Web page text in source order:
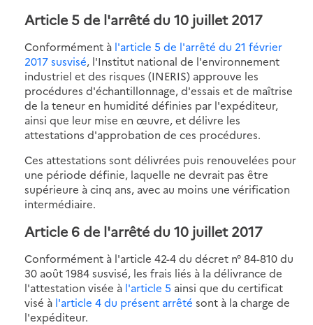
Article 5 de l'arrêté du 10 juillet 2017
Conformément à l'article 5 de l'arrêté du 21 février
2017 susvisé, l'Institut national de l'environnement
industriel et des risques (INERIS) approuve les
procédures d'échantillonnage, d'essais et de maîtrise
de la teneur en humidité définies par l'expéditeur,
ainsi que leur mise en œuvre, et délivre les
attestations d'approbation de ces procédures.
Ces attestations sont délivrées puis renouvelées pour
une période définie, laquelle ne devrait pas être
supérieure à cinq ans, avec au moins une vérification
intermédiaire.
Article 6 de l'arrêté du 10 juillet 2017
Conformément à l'article 42-4 du décret n° 84-810 du
30 août 1984 susvisé, les frais liés à la délivrance de
l'attestation visée à l'article 5 ainsi que du certificat
visé à l'article 4 du présent arrêté sont à la charge de
l'expéditeur.